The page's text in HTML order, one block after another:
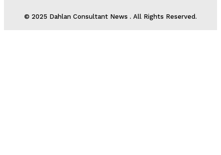
© 2025 Dahlan Consultant News . All Rights Reserved.